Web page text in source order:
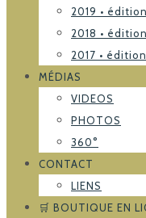
2019 •
2018 •
2017 •
MÉDIAS
VIDEOS
PHOTOS
360°
CONTACT
LIENS
🛒 BOUTIQUE EN